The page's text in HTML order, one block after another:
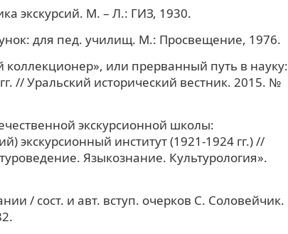
экскурсий. М. – Л.: ГИЗ, 1930.
для пед. училищ. М.: Просвещение, 1976.
или прерванный путь в науку:
// Уральский исторический вестник. 2015. №
экскурсионной школы:
экскурсионный институт (1921-1924 гг.) //
Языкознание. Культурология».
/ сост. и авт. вступ. очерков С. Соловейчик.